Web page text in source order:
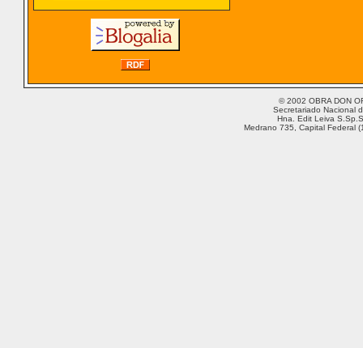
© 2002 OBRA DON
Secretariado Nacional
Hna. Edit Leiva
Medrano 735, Capital Federal